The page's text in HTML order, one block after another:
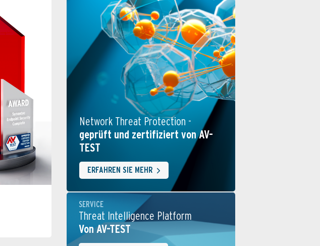
Network Threat Protection -
geprüft und zertifiziert von AV-
TEST
ERFAHREN SIE MEHR
SERVICE
Threat Intelligence Platform
Von AV-TEST